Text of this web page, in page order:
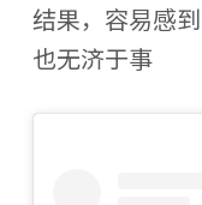
结果，容易感
也无济于事